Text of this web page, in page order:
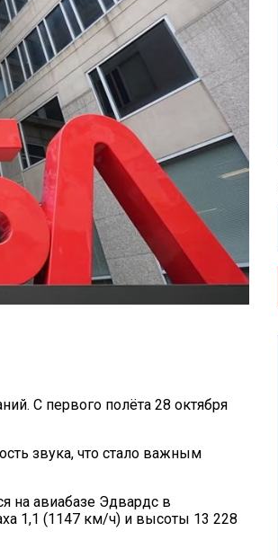
С первого полёта 28 октября
звука, что стало важным
на авиабазе Эдвардс в
1,1 (1147 км/ч) и высоты 13 228